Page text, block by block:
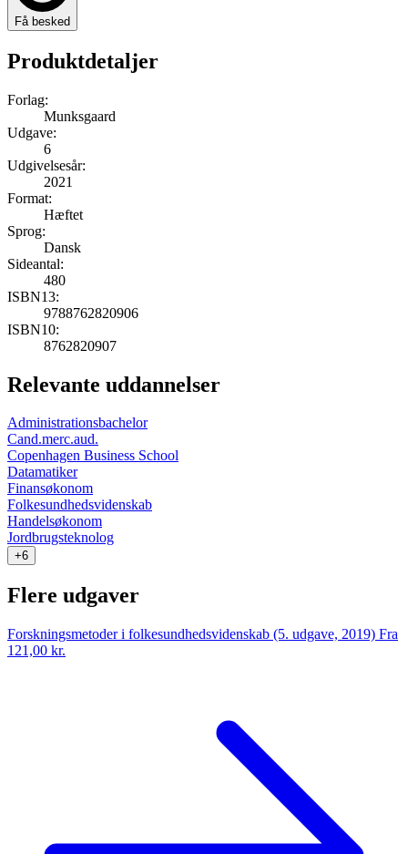
Få besked
Produktdetaljer
Forlag:
Munksgaard
Udgave:
6
Udgivelsesår:
2021
Format:
Hæftet
Sprog:
Dansk
Sideantal:
480
ISBN13:
9788762820906
ISBN10:
8762820907
Relevante uddannelser
Administrationsbachelor
Cand.merc.aud.
Copenhagen Business School
Datamatiker
Finansøkonom
Folkesundhedsvidenskab
Handelsøkonom
Jordbrugsteknolog
+6
Flere udgaver
Forskningsmetoder i folkesundhedsvidenskab (5. udgave, 2019) Fra
121,00 kr.